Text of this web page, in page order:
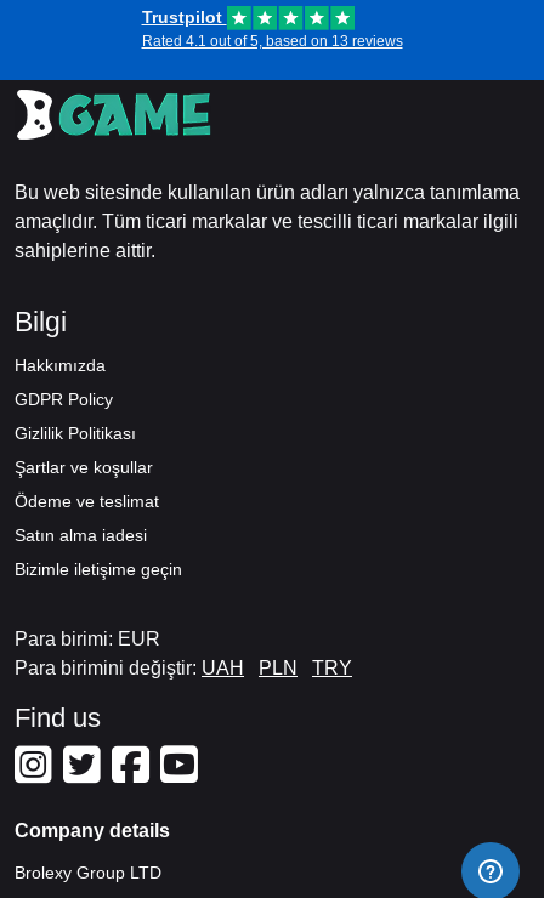
Trustpilot
Rated 4.1 out of 5, based on 13 reviews
Bu web sitesinde kullanılan ürün adları yalnızca tanımlama
amaçlıdır. Tüm ticari markalar ve tescilli ticari markalar ilgili
sahiplerine aittir.
Bilgi
Hakkımızda
GDPR Policy
Gizlilik Politikası
Şartlar ve koşullar
Ödeme ve teslimat
Satın alma iadesi
Bizimle iletişime geçin
Para birimi: EUR
Para birimini değiştir: UAH PLN TRY
Find us
Company details
Brolexy Group LTD